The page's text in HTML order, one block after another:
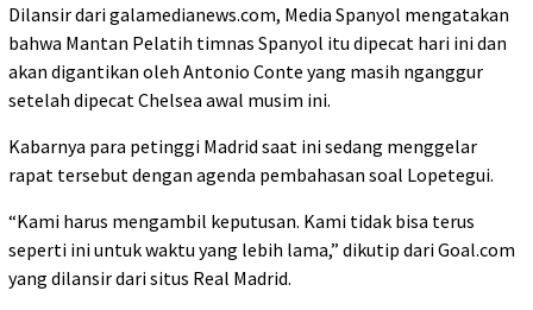
Dilansir dari galamedianews.com, Media Spanyol mengatakan
bahwa Mantan Pelatih timnas Spanyol itu dipecat hari ini dan
akan digantikan oleh Antonio Conte yang masih nganggur
setelah dipecat Chelsea awal musim ini.
Kabarnya para petinggi Madrid saat ini sedang menggelar
rapat tersebut dengan agenda pembahasan soal Lopetegui.
“Kami harus mengambil keputusan. Kami tidak bisa terus
seperti ini untuk waktu yang lebih lama,” dikutip dari Goal.com
yang dilansir dari situs Real Madrid.